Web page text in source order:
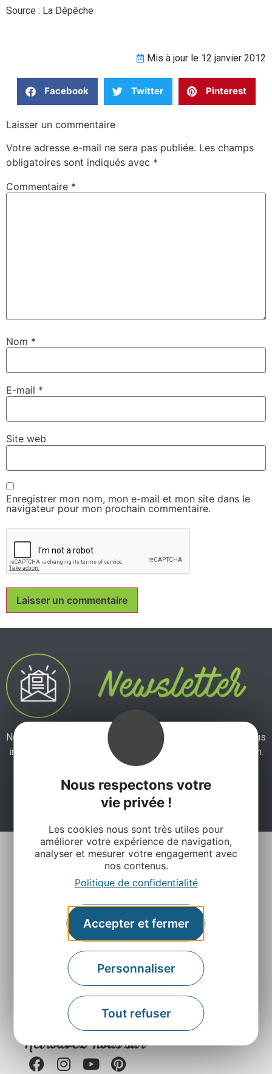
Nous respectons votre
vie privée !
Les cookies nous sont très utiles pour
améliorer votre expérience de navigation,
analyser et mesurer votre engagement avec
nos contenus.
Politique de confidentialité
Accepter et fermer
Personnaliser
Tout refuser
Source : La Dépêche
Mis à jour le 12 janvier 2012
Facebook Twitter Pinterest
Laisser un commentaire
Votre adresse e-mail ne sera pas publiée. Les champs
obligatoires sont indiqués avec *
Commentaire *
Nom *
E-mail *
Site web
Enregistrer mon nom, mon e-mail et mon site dans le
navigateur pour mon prochain commentaire.
Ne manquez pas notre newsletter mensuelle et laissez-vous
inspirer pour profiter pleinement de votre séjour en Aveyron.
Je m'abonne ici
Agence Départementale de l’Attractivité et du
Tourisme de l’Aveyron
Rue Louis Blanc – BP831 – 12008 Rodez
Contactez-nous
Retrouvez-nous sur